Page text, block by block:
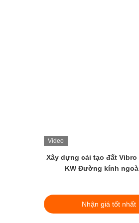
Nhà thầu đóng cọc Vibro đáng tin cậy
đóng cọc Vibro với động cơ Vibroflot
Nhận giá tốt nhất